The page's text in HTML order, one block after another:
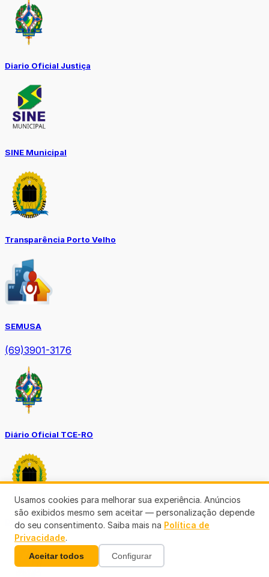
Diario Oficial Justiça
SINE Municipal
Transparência Porto Velho
SEMUSA
(69)3901-3176
Diário Oficial TCE-RO
Diário Prefeitura de Porto Velho
Usamos cookies para melhorar sua experiência. Anúncios
são exibidos mesmo sem aceitar — personalização depende
do seu consentimento. Saiba mais na Política de
Privacidade.
Aceitar todos Configurar